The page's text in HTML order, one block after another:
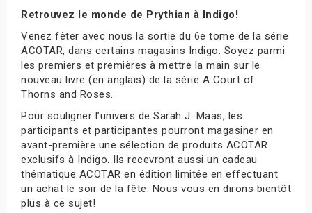
Retrouvez le monde de Prythian à Indigo!
Venez fêter avec nous la sortie du 6e tome de la série
ACOTAR, dans certains magasins Indigo. Soyez parmi
les premiers et premières à mettre la main sur le
nouveau livre (en anglais) de la série A Court of
Thorns and Roses.
Pour souligner l’univers de Sarah J. Maas, les
participants et participantes pourront magasiner en
avant-première une sélection de produits ACOTAR
exclusifs à Indigo. Ils recevront aussi un cadeau
thématique ACOTAR en édition limitée en effectuant
un achat le soir de la fête. Nous vous en dirons bientôt
plus à ce sujet!